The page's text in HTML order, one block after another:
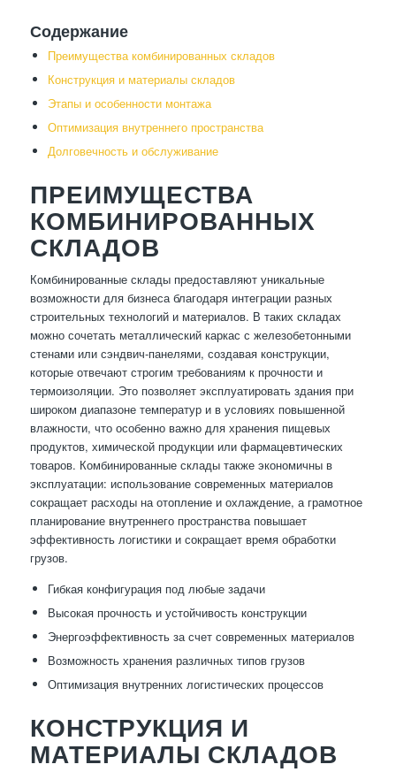
Содержание
Преимущества комбинированных складов
Конструкция и материалы складов
Этапы и особенности монтажа
Оптимизация внутреннего пространства
Долговечность и обслуживание
ПРЕИМУЩЕСТВА
КОМБИНИРОВАННЫХ
СКЛАДОВ
Комбинированные склады предоставляют уникальные
возможности для бизнеса благодаря интеграции разных
строительных технологий и материалов. В таких складах
можно сочетать металлический каркас с железобетонными
стенами или сэндвич-панелями, создавая конструкции,
которые отвечают строгим требованиям к прочности и
термоизоляции. Это позволяет эксплуатировать здания при
широком диапазоне температур и в условиях повышенной
влажности, что особенно важно для хранения пищевых
продуктов, химической продукции или фармацевтических
товаров. Комбинированные склады также экономичны в
эксплуатации: использование современных материалов
сокращает расходы на отопление и охлаждение, а грамотное
планирование внутреннего пространства повышает
эффективность логистики и сокращает время обработки
грузов.
Гибкая конфигурация под любые задачи
Высокая прочность и устойчивость конструкции
Энергоэффективность за счет современных материалов
Возможность хранения различных типов грузов
Оптимизация внутренних логистических процессов
КОНСТРУКЦИЯ И
МАТЕРИАЛЫ СКЛАДОВ